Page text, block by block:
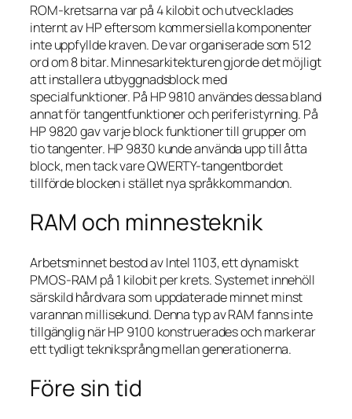
ROM-kretsarna var på 4 kilobit och utvecklades
internt av HP eftersom kommersiella komponenter
inte uppfyllde kraven. De var organiserade som 512
ord om 8 bitar. Minnesarkitekturen gjorde det möjligt
att installera utbyggnadsblock med
specialfunktioner. På HP 9810 användes dessa bland
annat för tangentfunktioner och periferistyrning. På
HP 9820 gav varje block funktioner till grupper om
tio tangenter. HP 9830 kunde använda upp till åtta
block, men tack vare QWERTY-tangentbordet
tillförde blocken i stället nya språkkommandon.
RAM och minnesteknik
Arbetsminnet bestod av Intel 1103, ett dynamiskt
PMOS-RAM på 1 kilobit per krets. Systemet innehöll
särskild hårdvara som uppdaterade minnet minst
varannan millisekund. Denna typ av RAM fanns inte
tillgänglig när HP 9100 konstruerades och markerar
ett tydligt tekniksprång mellan generationerna.
Före sin tid